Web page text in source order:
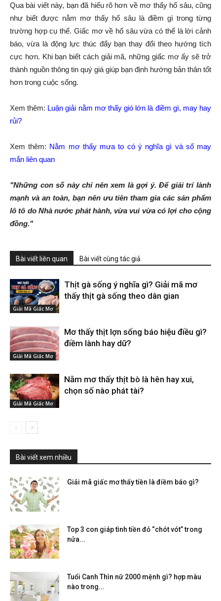
Qua bài viết này, bạn đã hiểu rõ hơn về mơ thấy hố sâu, cũng
như biết được nằm mơ thấy hố sâu là điềm gì trong từng
trường hợp cụ thể. Giấc mơ về hố sâu vừa có thể là lời cảnh
báo, vừa là động lực thúc đẩy bạn thay đổi theo hướng tích
cực hơn. Khi bạn biết cách giải mã, những giấc mơ ấy sẽ trở
thành nguồn thông tin quý giá giúp bạn định hướng bản thân tốt
hơn trong cuộc sống.
Xem thêm: Luận giải nằm mơ thấy gió lớn là điềm gì, may hay
rủi?
Xem thêm: Nằm mơ thấy mưa to có ý nghĩa gì và số may
mắn liên quan
"Những con số này chỉ nên xem là gợi ý. Để giải trí lành
mạnh và an toàn, bạn nên ưu tiên tham gia các sản phẩm
lô tô do Nhà nước phát hành, vừa vui vừa có lợi cho cộng
đồng."
Bài viết liên quan Bài viết cùng tác giả
Giải Mã Giấc Mơ
Thịt gà sống ý nghĩa gì? Giải mã mơ
thấy thịt gà sống theo dân gian
Giải Mã Giấc Mơ
Mơ thấy thịt lợn sống báo hiệu điều gì?
điềm lành hay dữ?
Giải Mã Giấc Mơ
Nằm mơ thấy thịt bò là hên hay xui,
chọn số nào phát tài?
Bài viết xem nhiều
Giải mã giấc mơ thấy tiền là điềm báo gì?
Top 3 con giáp tình tiền đỏ “chót vót” trong
nửa...
Tuổi Canh Thìn nữ 2000 mệnh gì? hợp màu
nào trong...